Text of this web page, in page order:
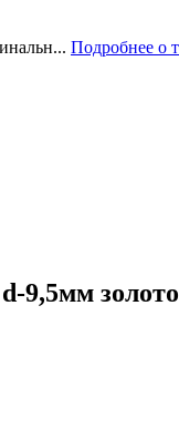
Подробнее о